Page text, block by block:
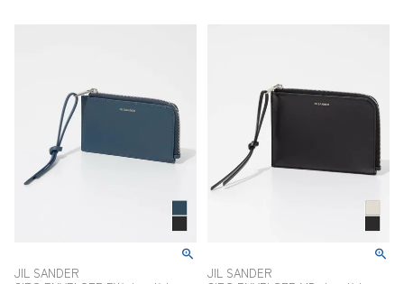
JIL SANDER
JIL SANDER